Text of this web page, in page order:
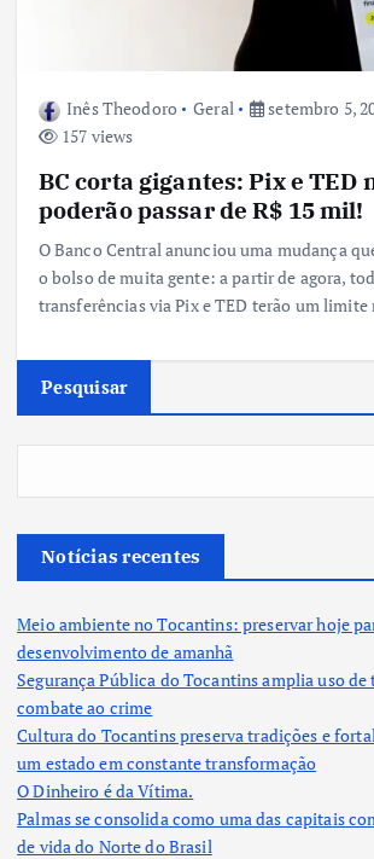
Inês Theodoro Geral
setembro 5,
157 views
BC corta gigantes: Pix e TED
poderão passar de R$ 15 mil!
O Banco Central anunciou uma mudança
o bolso de muita gente: a partir de agora,
transferências via Pix e TED terão um
Pesquisar
Notícias recentes
Meio ambiente no Tocantins: preservar hoje
desenvolvimento de amanhã
Segurança Pública do Tocantins amplia uso
combate ao crime
Cultura do Tocantins preserva tradições e
um estado em constante transformação
O Dinheiro é da Vítima.
Palmas se consolida como uma das capitais
de vida do Norte do Brasil